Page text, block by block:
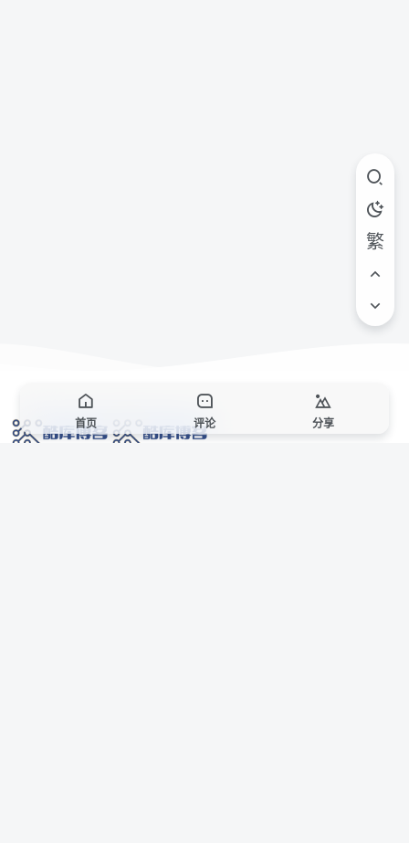
繁
首页 评论 分享